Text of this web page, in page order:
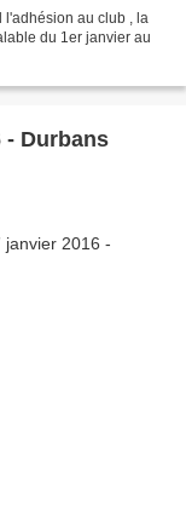
l'adhésion au club , la
du 1er janvier au
- Durbans